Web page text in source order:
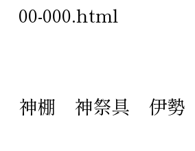
00-000.html
神棚 神祭具 伊勢